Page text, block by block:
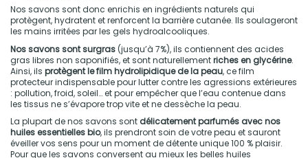
Nos savons sont donc enrichis en ingrédients naturels qui
protègent, hydratent et renforcent la barrière cutanée. Ils soulageront
les mains irritées par les gels hydroalcooliques.
Nos savons sontsurgras (jusqu’à 7%), ils contiennent des acides
gras libres non saponifiés, et sont naturellementriches en glycérine.
Ainsi, ils protègent le film hydrolipidique de la peau, ce film
protecteur indispensable pour lutter contre les agressions extérieures
: pollution, froid, soleil… et pour empêcher que l’eau contenue dans
les tissus ne s’évapore trop vite et ne dessèche la peau.
La plupart de nos savons sont délicatement parfumés avec nos
huiles essentielles bio, ils prendront soin de votre peau et sauront
éveiller vos sens pour un moment de détente unique 100 % plaisir.
Pour que les savons conversent au mieux les belles huiles